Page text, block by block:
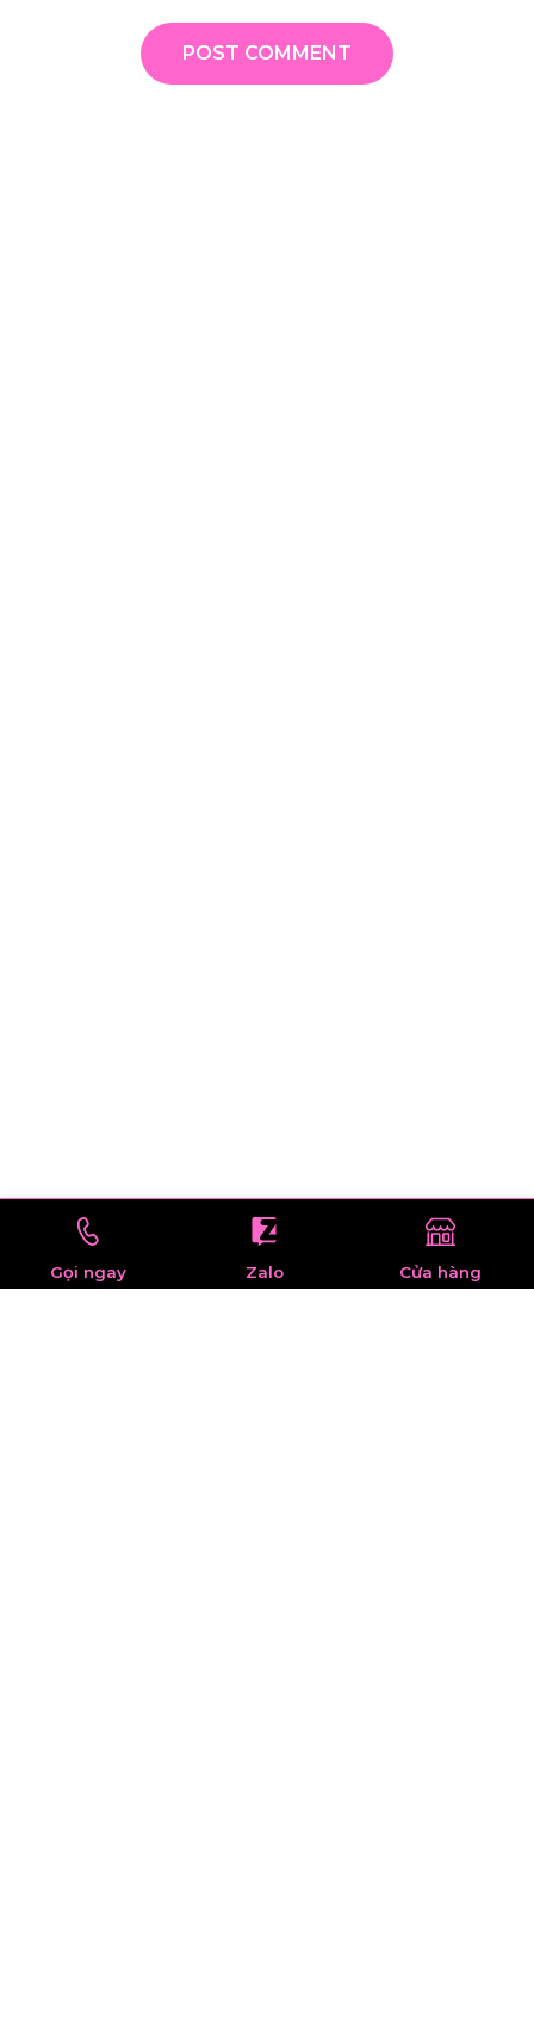
Gọi ngay Zalo Cửa hàng